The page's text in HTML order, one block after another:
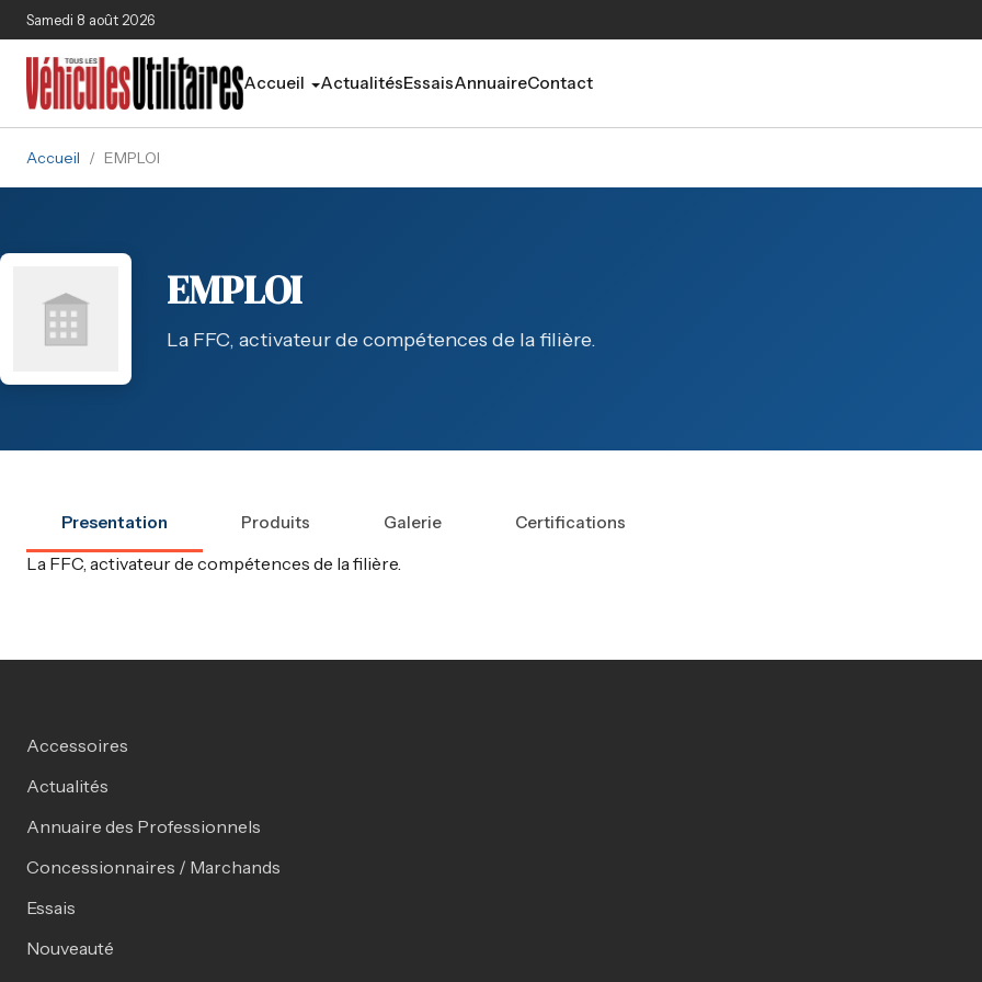
Aller au contenu principal
Samedi 8 août 2026
Accueil ActualitésEssaisAnnuaireContact
Accueil / EMPLOI
EMPLOI
La FFC, activateur de compétences de la filière.
Presentation Produits Galerie Certifications
La FFC, activateur de compétences de la filière.
Accessoires
Actualités
Annuaire des Professionnels
Concessionnaires / Marchands
Essais
Nouveauté